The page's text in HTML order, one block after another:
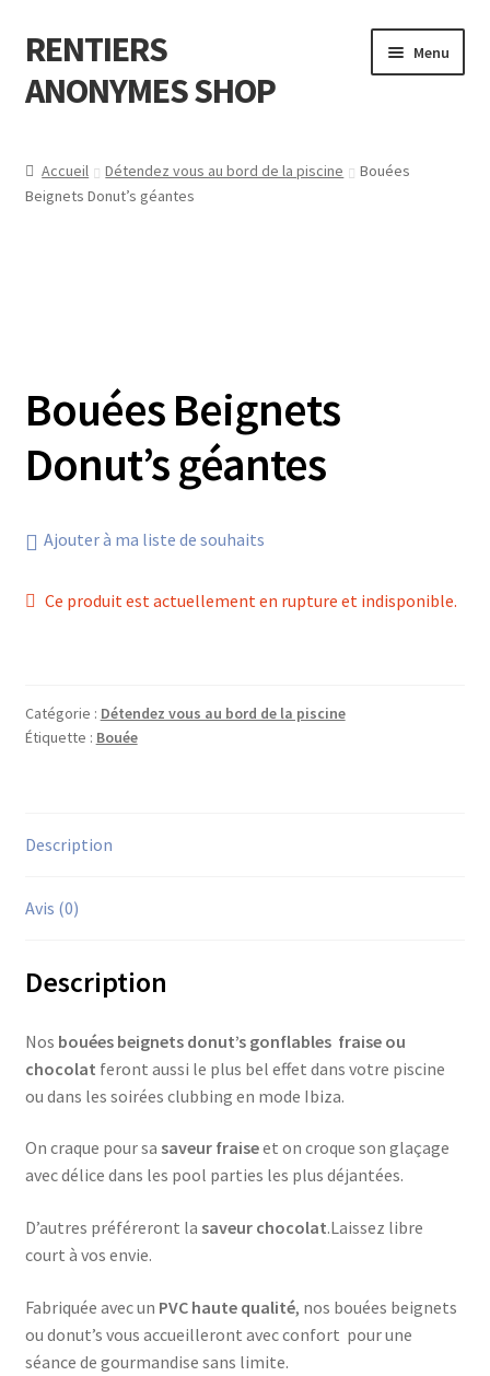
Aller
à
la
Aller
au
contenu
RENTIERS
ANONYMES SHOP
Menu
F.A.Q (Foire aux questions )
Accueil Détendez vous au bord de la piscine
Bouées
Beignets Donut’s géantes
Bouées Beignets
Donut’s géantes
Ajouter à ma liste de souhaits
Ce produit est actuellement en rupture et indisponible.
Catégorie : Détendez vous au bord de la piscine
Étiquette : Bouée
Description
Avis (0)
Description
Nos bouées beignets donut’s gonflables fraise ou
chocolat feront aussi le plus bel effet dans votre piscine
ou dans les soirées clubbing en mode Ibiza.
On craque pour sa saveur fraiseet on croque son glaçage
avec délice dans les pool parties les plus déjantées.
D’autres préféreront la saveur chocolat.Laissez libre
court à vos envie.
Fabriquée avec un PVC haute qualité, nos bouées beignets
ou donut’s vous accueilleront avec confort pour une
séance de gourmandise sans limite.